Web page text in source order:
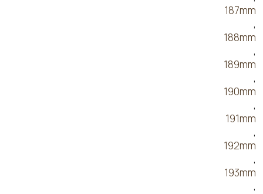
187mm
,
188mm
,
189mm
,
190mm
,
191mm
,
192mm
,
193mm
,